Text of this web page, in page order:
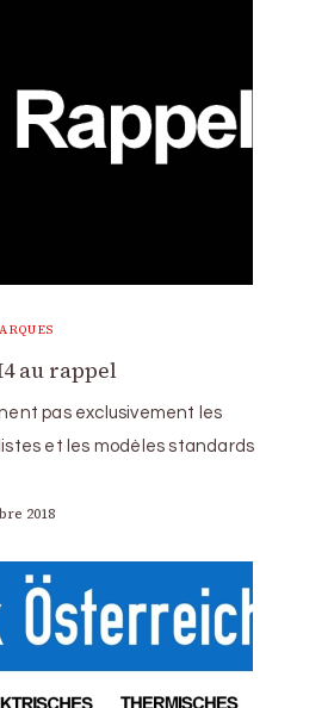
au rappel
pas exclusivement les
et les modèles standards
2018